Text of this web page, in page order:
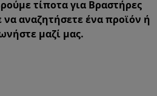
τίποτα για Βραστήρες
να αναζητήσετε ένα προϊόν ή
μαζί μας.